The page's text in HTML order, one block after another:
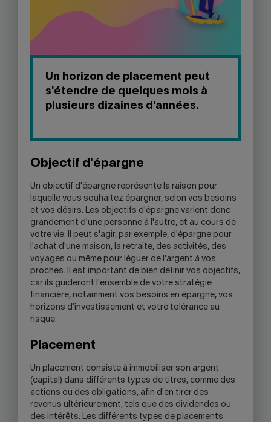
Un horizon de placement peut
s'étendre de quelques mois à
plusieurs dizaines d'années.
Objectif d'épargne
Un objectif d'épargne représente la raison pour
laquelle vous souhaitez épargner, selon vos besoins
et vos désirs. Les objectifs d'épargne varient donc
grandement d'une personne à l'autre, et au cours de
votre vie. Il peut s'agir, par exemple, d'épargne pour
l'achat d'une maison, la retraite, des activités, des
voyages ou même pour léguer de l'argent à vos
proches. Il est important de bien définir vos objectifs,
car ils guideront l'ensemble de votre stratégie
financière, notamment vos besoins en épargne, vos
horizons d'investissement et votre tolérance au
risque.
Placement
Un placement consiste à immobiliser son argent
(capital) dans différents types de titres, comme des
actions ou des obligations, afin d'en tirer des
revenus ultérieurement, tels que des dividendes ou
des intérêts. Les différents types de placements